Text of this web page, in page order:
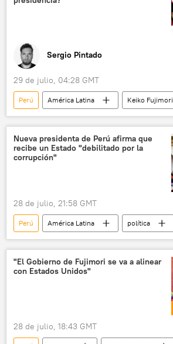
Sergio Pintado
29 de julio, 04:28 GMT
Perú América Latina
Keiko Fujimori
Alberto Fujimori
💬 Opinión y Análisis
Nueva presidenta de Perú afirma que
recibe un Estado "debilitado por la
corrupción"
28 de julio, 21:58 GMT
Perú América Latina
política
Keiko Fujimori
"El Gobierno de Fujimori se va a alinear
con Estados Unidos"
28 de julio, 18:43 GMT